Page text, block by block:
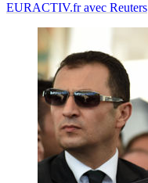
EURACTIV.fr avec Reuters